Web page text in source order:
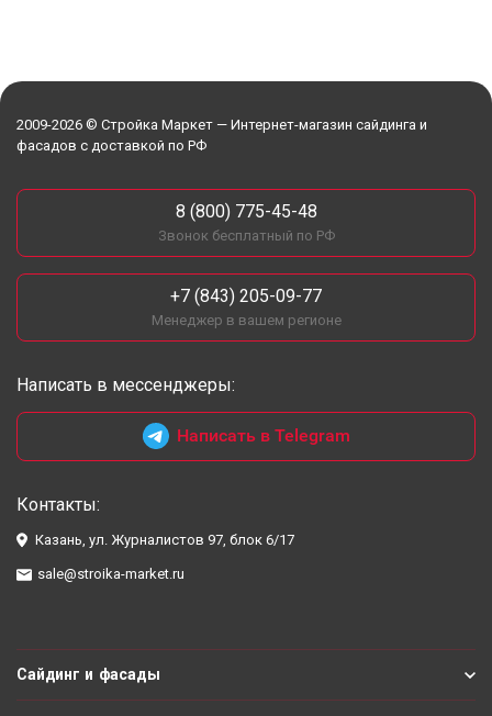
2009-2026 © Стройка Маркет — Интернет-магазин сайдинга и
фасадов с доставкой по РФ
8 (800) 775-45-48
Звонок бесплатный по РФ
+7 (843) 205-09-77
Менеджер в вашем регионе
Написать в мессенджеры:
Написать в Telegram
Контакты:
Казань, ул. Журналистов 97, блок 6/17
sale@stroika-market.ru
Сайдинг и фасады